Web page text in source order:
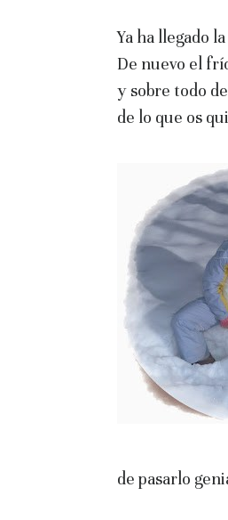
Ya ha llegado la
De nuevo el
y sobre todo
de lo que os
de pasarlo